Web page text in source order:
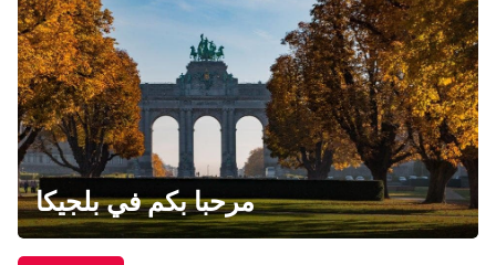
مرحبا بكم في بلجيكا